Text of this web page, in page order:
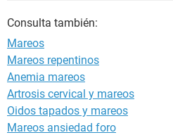
Consulta también:
Mareos
Mareos repentinos
Anemia mareos
Artrosis cervical y mareos
Oidos tapados y mareos
Mareos ansiedad foro